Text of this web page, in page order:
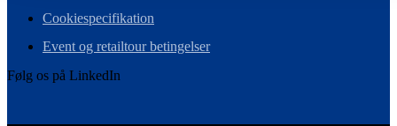
Cookiespecifikation
Event og retailtour betingelser
Følg os på LinkedIn